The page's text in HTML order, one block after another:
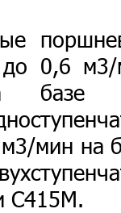
до 0,6
базе
мин на
С415М.